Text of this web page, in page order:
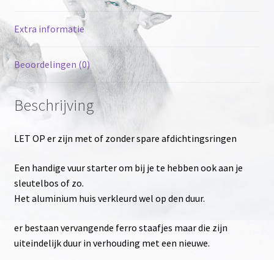
afdichting
aantal
Extra informatie
Beoordelingen (0)
Beschrijving
LET OP er zijn met of zonder spare afdichtingsringen
Een handige vuur starter om bij je te hebben ook aan je
sleutelbos of zo.
Het aluminium huis verkleurd wel op den duur.
er bestaan vervangende ferro staafjes maar die zijn
uiteindelijk duur in verhouding met een nieuwe.